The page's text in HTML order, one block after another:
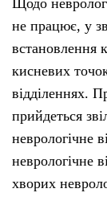
Щодо
не працює, у
встановлення
кисневих
відділеннях.
прийдеться
неврологічне
неврологічне
хворих